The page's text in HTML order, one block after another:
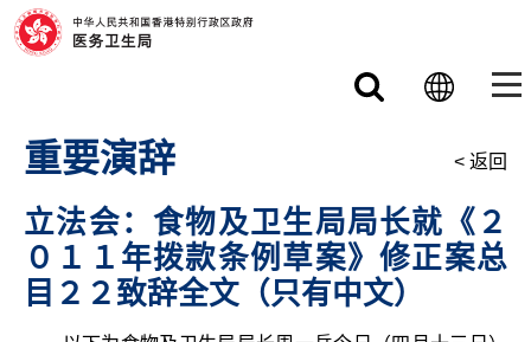
跳至主要内容
重要演辞
立法会：食物及卫生局局长就《２
０１１年拨款条例草案》修正案总
目２２致辞全文（只有中文）
< 返回